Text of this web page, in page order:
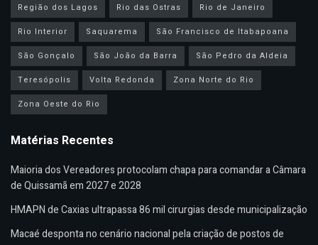
Região dos Lagos
Rio das Ostras
Rio de Janeiro
Rio Interior
Saquarema
São Francisco de Itabapoana
São Gonçalo
São João da Barra
São Pedro da Aldeia
Teresópolis
Volta Redonda
Zona Norte do Rio
Zona Oeste do Rio
Matérias Recentes
Maioria dos Vereadores protocolam chapa para comandar a Câmara
de Quissamã em 2027 e 2028
HMAPN de Caxias ultrapassa 86 mil cirurgias desde municipalização
Macaé desponta no cenário nacional pela criação de postos de